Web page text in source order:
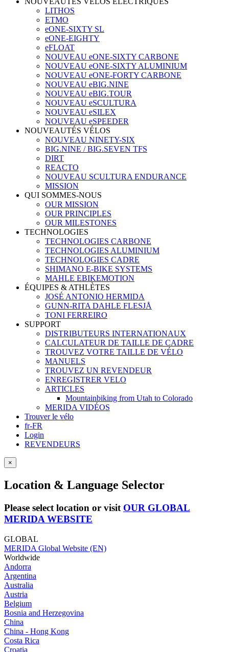
LITHOS
ETMO
eONE-SIXTY SL
eONE-EIGHTY
eFLOAT
NOUVEAU eONE-SIXTY CARBONE
NOUVEAU eONE-SIXTY ALUMINIUM
NOUVEAU eONE-FORTY CARBONE
NOUVEAU eBIG.NINE
NOUVEAU eBIG.TOUR
NOUVEAU eSCULTURA
NOUVEAU eSILEX
NOUVEAU eSPEEDER
NOUVEAUTÉS VÉLOS
NOUVEAU NINETY-SIX
BIG.NINE / BIG.SEVEN TFS
DIRT
REACTO
NOUVEAU SCULTURA ENDURANCE
MISSION
QUI SOMMES-NOUS
OUR MISSION
OUR PRINCIPLES
OUR MILESTONES
TECHNOLOGIES
TECHNOLOGIES CARBONE
TECHNOLOGIES ALUMINIUM
TECHNOLOGIES CADRE
SHIMANO E-BIKE SYSTEMS
MAHLE EBIKEMOTION
ÉQUIPES & ATHLÈTES
JOSÉ ANTONIO HERMIDA
GUNN-RITA DAHLE FLESJÅ
TONI FERREIRO
SUPPORT
DISTRIBUTEURS INTERNATIONAUX
CALCULATEUR DE TAILLE DE CADRE
TROUVEZ VOTRE TAILLE DE VÉLO
MANUELS
TROUVEZ UN REVENDEUR
ENREGISTRER VELO
ARTICLES
Mountainbiking from Utah to Colorado
MERIDA VIDÉOS
Trouver le vélo
fr-FR
Login
REVENDEURS
×
Location & Language Selector
Please select location or visit OUR GLOBAL
MERIDA WEBSITE
GLOBAL
MERIDA Global Website (EN)
Worldwide
Andorra
Argentina
Australia
Austria
Belgium
Bosnia and Herzegovina
China
China - Hong Kong
Costa Rica
Croatia